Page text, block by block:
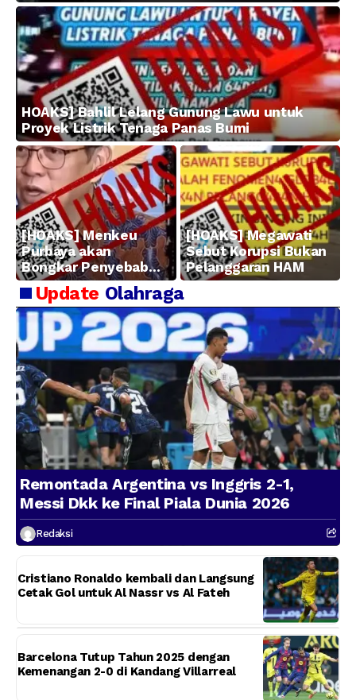
HOAKS] Bahlil Lelang Gunung Lawu untuk
Proyek Listrik Tenaga Panas Bumi
[HOAKS] Menkeu
Purbaya akan
Bongkar Penyebab
Kerugian BUMN
[HOAKS] Megawati
Sebut Korupsi Bukan
Pelanggaran HAM
Update Olahraga
Remontada Argentina vs Inggris 2-1,
Messi Dkk ke Final Piala Dunia 2026
Redaksi
Cristiano Ronaldo kembali dan Langsung
Cetak Gol untuk Al Nassr vs Al Fateh
Barcelona Tutup Tahun 2025 dengan
Kemenangan 2-0 di Kandang Villarreal